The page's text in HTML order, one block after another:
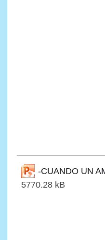
-CUANDO UN
5770.28 kB